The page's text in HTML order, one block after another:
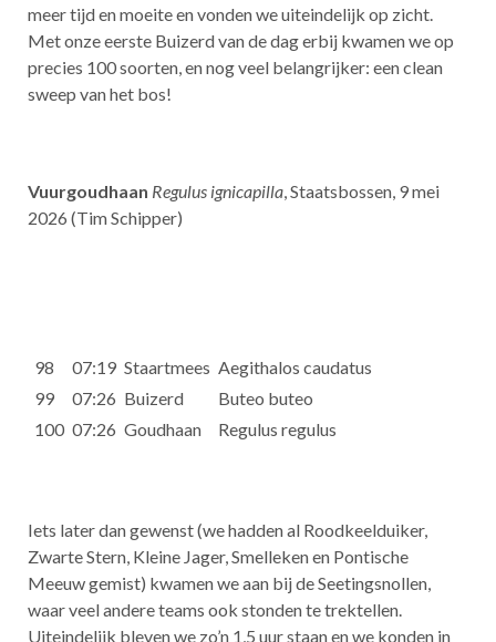
meer tijd en moeite en vonden we uiteindelijk op zicht.
Met onze eerste Buizerd van de dag erbij kwamen we op
precies 100 soorten, en nog veel belangrijker: een clean
sweep van het bos!
Vuurgoudhaan Regulus ignicapilla, Staatsbossen, 9 mei
2026 (Tim Schipper)
98 07:19 Staartmees Aegithalos caudatus
99
07:26 Buizerd
Buteo buteo
100 07:26 Goudhaan Regulus regulus
Iets later dan gewenst (we hadden al Roodkeelduiker,
Zwarte Stern, Kleine Jager, Smelleken en Pontische
Meeuw gemist) kwamen we aan bij de Seetingsnollen,
waar veel andere teams ook stonden te trektellen.
Uiteindelijk bleven we zo’n 1,5 uur staan en we konden in